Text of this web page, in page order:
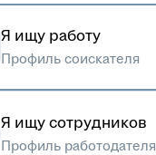
Я ищу работу
Профиль соискателя
Я ищу сотрудников
Профиль работодателя